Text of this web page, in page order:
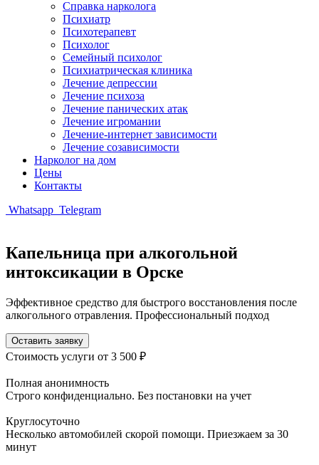
Справка нарколога
Психиатр
Психотерапевт
Психолог
Семейный психолог
Психиатрическая клиника
Лечение депрессии
Лечение психоза
Лечение панических атак
Лечение игромании
Лечение-интернет зависимости
Лечение созависимости
Нарколог на дом
Цены
Контакты
Whatsapp Telegram
Капельница при алкогольной
интоксикации в Орске
Эффективное средство для быстрого восстановления после
алкогольного отравления. Профессиональный подход
Оставить заявку
Стоимость услуги от 3 500 ₽
Полная анонимность
Строго конфиденциально. Без постановки на учет
Круглосуточно
Несколько автомобилей скорой помощи. Приезжаем за 30
минут